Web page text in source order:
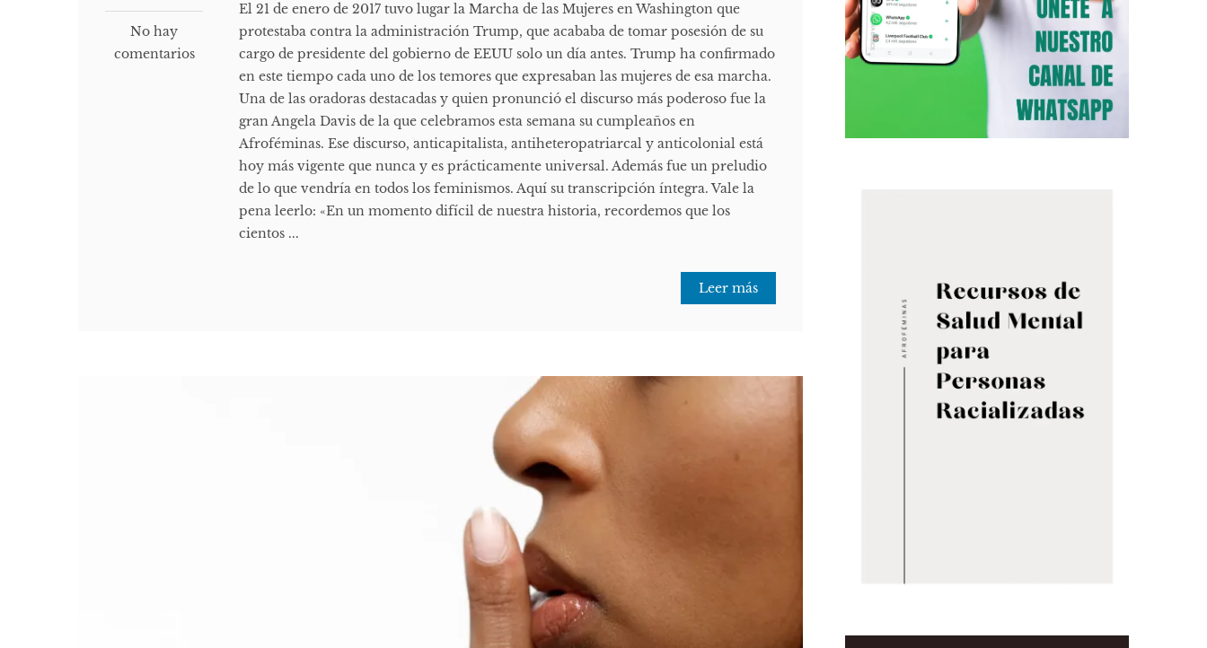
No hay
comentarios
El 21 de enero de 2017 tuvo lugar la Marcha de las Mujeres en Washington que
protestaba contra la administración Trump, que acababa de tomar posesión de su
cargo de presidente del gobierno de EEUU solo un día antes. Trump ha confirmado
en este tiempo cada uno de los temores que expresaban las mujeres de esa marcha.
Una de las oradoras destacadas y quien pronunció el discurso más poderoso fue la
gran Angela Davis de la que celebramos esta semana su cumpleaños en
Afroféminas. Ese discurso, anticapitalista, antiheteropatriarcal y anticolonial está
hoy más vigente que nunca y es prácticamente universal. Además fue un preludio
de lo que vendría en todos los feminismos. Aquí su transcripción íntegra. Vale la
pena leerlo: «En un momento difícil de nuestra historia, recordemos que los
cientos ...
Leer más